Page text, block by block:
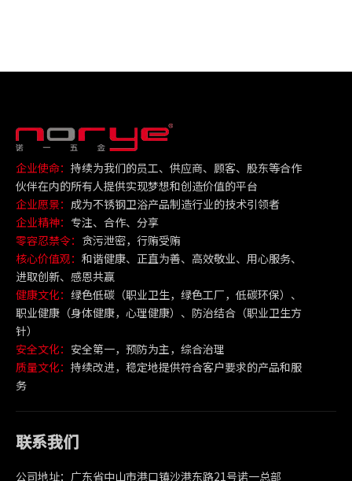
企业使命： 持续为我们的员工、供应商、顾客、股东等合作
伙伴在内的所有人提供实现梦想和创造价值的平台
企业愿景： 成为不锈钢卫浴产品制造行业的技术引领者
企业精神： 专注、合作、分享
零容忍禁令： 贪污泄密，行贿受贿
核心价值观： 和谐健康、正直为善、高效敬业、用心服务、
进取创新、感恩共赢
健康文化： 绿色低碳（职业卫生，绿色工厂，低碳环保）、
职业健康（身体健康，心理健康）、防治结合（职业卫生方
针）
安全文化： 安全第一，预防为主，综合治理
质量文化： 持续改进，稳定地提供符合客户要求的产品和服
务
联系我们
公司地址：广东省中山市港口镇沙港东路21号诺一总部